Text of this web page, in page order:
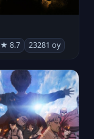
★ 8.7 23281 oy